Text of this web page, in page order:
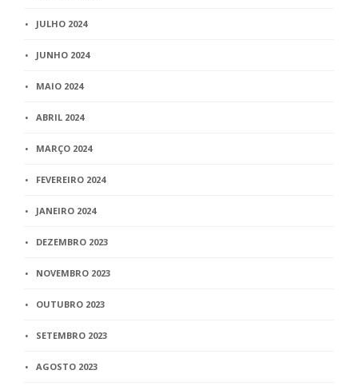
JULHO 2024
JUNHO 2024
MAIO 2024
ABRIL 2024
MARÇO 2024
FEVEREIRO 2024
JANEIRO 2024
DEZEMBRO 2023
NOVEMBRO 2023
OUTUBRO 2023
SETEMBRO 2023
AGOSTO 2023